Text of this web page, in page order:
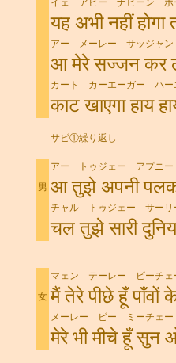
イェ アビー ナヒーン
यह अभी नहीं होगा
アー メーレー サッジャ
आ मेरे सज्जन कर
カート カーエーガー ハ
काट खाएगा हाय
サビ①繰り返し
アー トゥジェー アプニ
男 आ तुझे अपनी
チャル トゥジェー サー
चल तुझे सारी
マェン テーレー ピーチ
女 मैं तेरे पीछे हूँ पाँवों
メーレー ビー ミーチェ
मेरे भी मीचे हूँ सुन